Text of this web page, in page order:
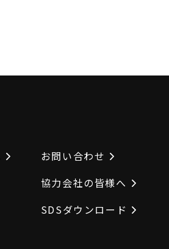
お問い合わせ
協力会社の皆様へ
SDSダウンロード